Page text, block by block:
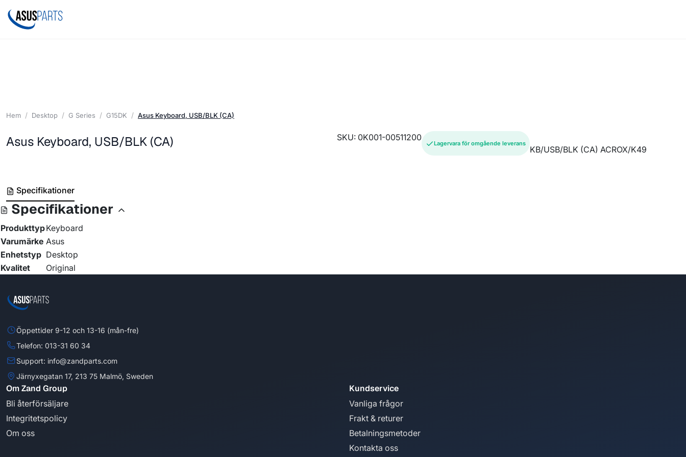
Hem Desktop G Series G15DK Asus Keyboard, USB/BLK (CA)
Asus Keyboard, USB/BLK (CA) SKU: 0K001-00511200
Lagervara för omgående leverans
KB/USB/BLK (CA) ACROX/K49
Specifikationer
Specifikationer
ProdukttypKeyboard
Varumärke Asus
Enhetstyp Desktop
Kvalitet
Original
Öppettider 9-12 och 13-16 (mån-fre)
Telefon: 013-31 60 34
Support: info@zandparts.com
Järnyxegatan 17, 213 75 Malmö, Sweden
Om Zand Group
Bli återförsäljare
Integritetspolicy
Om oss
Kundservice
Vanliga frågor
Frakt & returer
Betalningsmetoder
Kontakta oss